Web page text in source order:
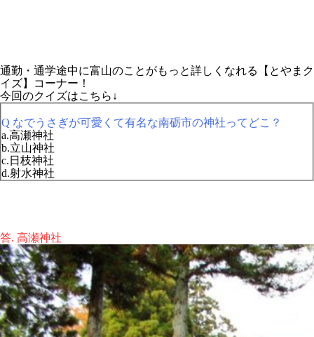
通勤・通学途中に富山のことがもっと詳しくなれる【とやまク
イズ】コーナー！
今回のクイズはこちら↓
Q なでうさぎが可愛くて有名な南砺市の神社ってどこ？
a.高瀬神社
b.立山神社
c.日枝神社
d.射水神社
答. 高瀬神社